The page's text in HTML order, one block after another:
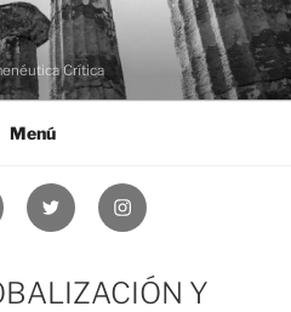
Crítica
Menú
Y
Twitter Instagram